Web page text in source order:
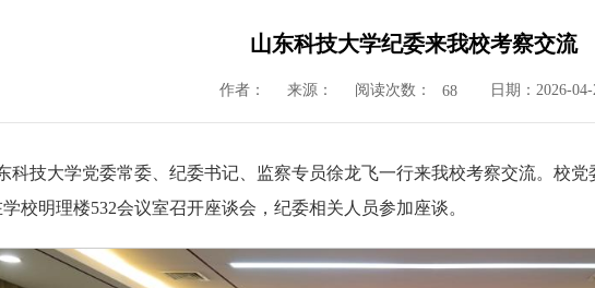
山东科技大学纪委来我校考察交流
作者： 来源： 阅读次数： 68 日期：2026-04-
科技大学党委常委、纪委书记、监察专员徐龙飞一行来我校考察交流。校
校明理楼532会议室召开座谈会，纪委相关人员参加座谈。